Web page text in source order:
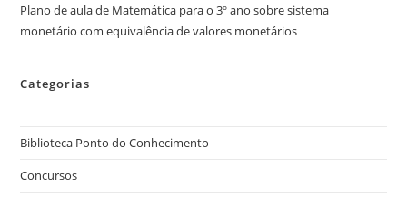
Plano de aula de Matemática para o 3º ano sobre sistema
monetário com equivalência de valores monetários
Categorias
Biblioteca Ponto do Conhecimento
Concursos